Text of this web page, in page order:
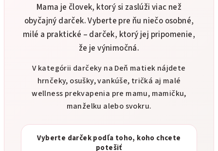
y
v
ý
p
i
u
Mama je človek, ktorý si zaslúži viac než
obyčajný darček. Vyberte pre ňu niečo osobné,
milé a praktické – darček, ktorý jej pripomenie,
že je výnimočná.
V kategórii darčeky na Deň matiek nájdete
hrnčeky, osušky, vankúše, tričká aj malé
wellness prekvapenia pre mamu, mamičku,
manželku alebo svokru.
Vyberte darček podľa toho, koho chcete
potešiť